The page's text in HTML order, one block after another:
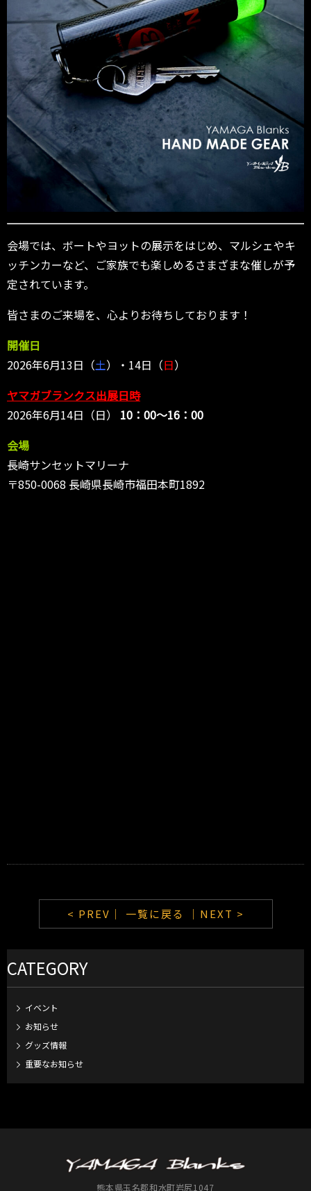
会場では、ボートやヨットの展示をはじめ、マルシェやキ
ッチンカーなど、ご家族でも楽しめるさまざまな催しが予
定されています。
皆さまのご来場を、心よりお待ちしております！
開催日
2026年6月13日（土）・14日（日）
ヤマガブランクス出展日時
2026年6月14日（日） 10：00～16：00
会場
長崎サンセットマリーナ
〒850-0068 長崎県長崎市福田本町1892
< PREV｜ 一覧に戻る ｜NEXT >
CATEGORY
イベント
お知らせ
グッズ情報
重要なお知らせ
熊本県玉名郡和水町岩尻1047